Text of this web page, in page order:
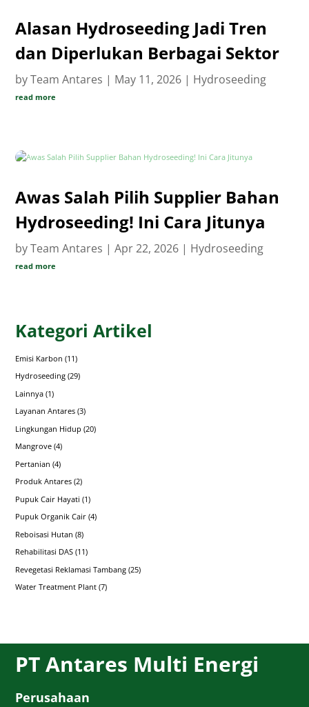
Alasan Hydroseeding Jadi Tren
dan Diperlukan Berbagai Sektor
byTeam Antares | May 11, 2026 | Hydroseeding
read more
Awas Salah Pilih Supplier Bahan
Hydroseeding! Ini Cara Jitunya
byTeam Antares |Apr 22, 2026 | Hydroseeding
read more
Kategori Artikel
Emisi Karbon (11)
Hydroseeding (29)
Lainnya (1)
Layanan Antares (3)
Lingkungan Hidup (20)
Mangrove (4)
Pertanian (4)
Produk Antares (2)
Pupuk Cair Hayati (1)
Pupuk Organik Cair (4)
Reboisasi Hutan (8)
Rehabilitasi DAS (11)
Revegetasi Reklamasi Tambang (25)
Water Treatment Plant (7)
PT Antares Multi Energi
Perusahaan